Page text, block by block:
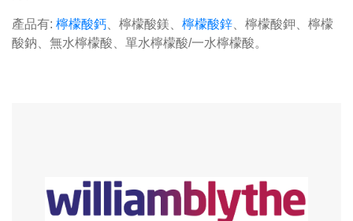
產品有: 檸檬酸鈣 、檸檬酸鎂、 檸檬酸鋅 、檸檬酸鉀、檸檬
酸鈉、無水檸檬酸、單水檸檬酸/一水檸檬酸。